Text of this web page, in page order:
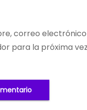
correo
para la próxima